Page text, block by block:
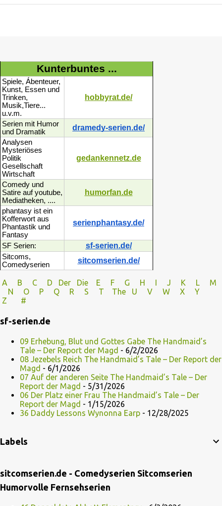
Kunterbuntes ...
Spiele, Ábenteuer,
Kunst, Essen und
Trinken,
Musik,Tiere...
u.v.m.
hobbyrat.de/
Serien mit Humor
und Dramatik
dramedy-serien.de/
Analysen
Mysteriöses
Politik
Gesellschaft
Wirtschaft
gedankennetz.de
Comedy und
Satire auf youtube,
Mediatheken, ....
humorfan.de
phantasy ist ein
Kofferwort aus
Phantastik und
Fantasy
serienphantasy.de/
SF Serien: sf-serien.de/
Sitcoms,
Comedyserien
sitcomserien.de/
A B C D Der Die E F G H I J K L
M
N
O P Q R S T The U V
W X Y
Z
#
sf-serien.de
09 Erhebung, Blut und Gottes Gabe The Handmaid’s
Tale – Der Report der Magd - 6/2/2026
08 Jezebels Reich The Handmaid’s Tale – Der Report der
Magd - 6/1/2026
07 Auf der anderen Seite The Handmaid’s Tale – Der
Report der Magd - 5/31/2026
06 Der Platz einer Frau The Handmaid’s Tale – Der
Report der Magd - 1/15/2026
36 Daddy Lessons Wynonna Earp - 12/28/2025
Labels
sitcomserien.de - Comedyserien Sitcomserien
Humorvolle Fernsehserien